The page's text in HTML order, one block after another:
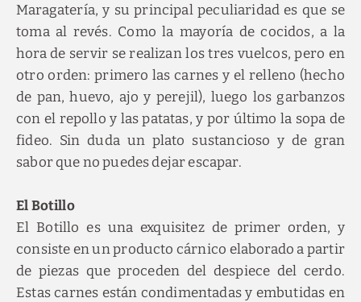
Maragatería, y su principal peculiaridad es que se
toma al revés. Como la mayoría de cocidos, a la
hora de servir se realizan los tres vuelcos, pero en
otro orden: primero las carnes y el relleno (hecho
de pan, huevo, ajo y perejil), luego los garbanzos
con el repollo y las patatas, y por último la sopa de
fideo. Sin duda un plato sustancioso y de gran
sabor que no puedes dejar escapar.
El Botillo
El Botillo es una exquisitez de primer orden, y
consiste en un producto cárnico elaborado a partir
de piezas que proceden del despiece del cerdo.
Estas carnes están condimentadas y embutidas en